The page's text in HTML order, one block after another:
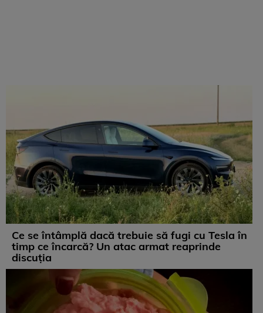
Ce se întâmplă dacă trebuie să fugi cu Tesla în
timp ce încarcă? Un atac armat reaprinde
discuția